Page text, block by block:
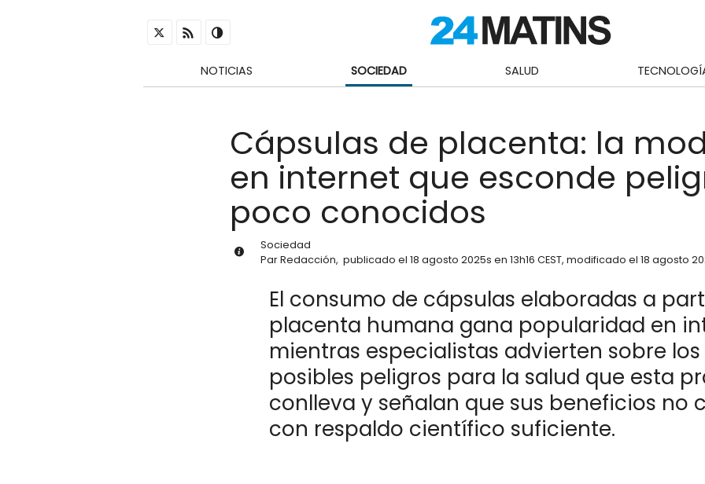
NOTICIAS SOCIEDAD SALUD
Cápsulas de placenta: la
en internet que esconde
poco conocidos
Sociedad
ParRedacción, publicado el 18 agosto 2025s en 13h16 CEST, modificado el 18 agosto
El consumo de cápsulas elaboradas a
placenta humana gana popularidad en
mientras especialistas advierten sobre los
posibles peligros para la salud que esta
conlleva y señalan que sus beneficios no
con respaldo científico suficiente.